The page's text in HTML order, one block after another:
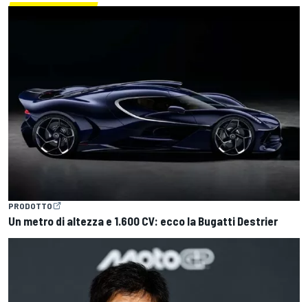
PRODOTTO
Un metro di altezza e 1.600 CV: ecco la Bugatti Destrier